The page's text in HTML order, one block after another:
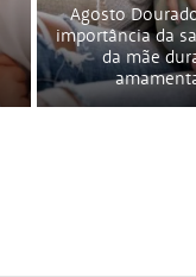
Agosto
importância da
da mãe